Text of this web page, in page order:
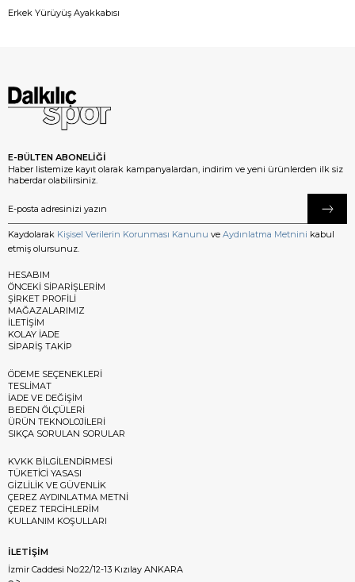
Erkek Yürüyüş Ayakkabısı
E-BÜLTEN ABONELİĞİ
Haber listemize kayıt olarak kampanyalardan, indirim ve yeni ürünlerden ilk siz
haberdar olabilirsiniz.
Kaydolarak Kişisel Verilerin Korunması Kanunu ve Aydınlatma Metnini kabul
etmiş olursunuz.
HESABIM
ÖNCEKİ SİPARİŞLERİM
ŞİRKET PROFİLİ
MAĞAZALARIMIZ
İLETİŞİM
KOLAY İADE
SİPARİŞ TAKİP
ÖDEME SEÇENEKLERİ
TESLİMAT
İADE VE DEĞİŞİM
BEDEN ÖLÇÜLERİ
ÜRÜN TEKNOLOJİLERİ
SIKÇA SORULAN SORULAR
KVKK BİLGİLENDİRMESİ
TÜKETİCİ YASASI
GİZLİLİK VE GÜVENLİK
ÇEREZ AYDINLATMA METNİ
ÇEREZ TERCİHLERİM
KULLANIM KOŞULLARI
İLETİŞİM
İzmir Caddesi No:22/12-13 Kızılay ANKARA